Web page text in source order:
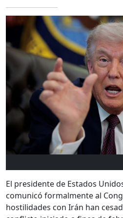
El presidente de Estados
comunicó formalmente al
hostilidades con Irán han